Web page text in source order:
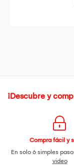
¡Descubre y
Compra fácil y
En solo 6 simples
video